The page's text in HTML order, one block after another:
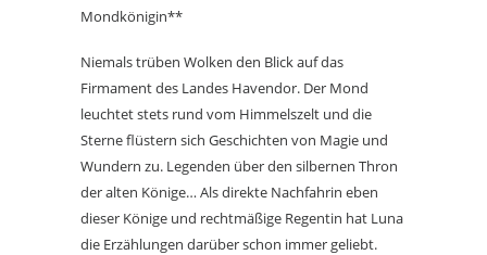
Mondkönigin**
Niemals trüben Wolken den Blick auf das
Firmament des Landes Havendor. Der Mond
leuchtet stets rund vom Himmelszelt und die
Sterne flüstern sich Geschichten von Magie und
Wundern zu. Legenden über den silbernen Thron
der alten Könige… Als direkte Nachfahrin eben
dieser Könige und rechtmäßige Regentin hat Luna
die Erzählungen darüber schon immer geliebt.